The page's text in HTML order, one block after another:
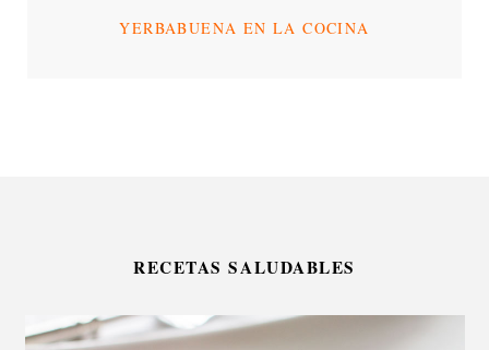
YERBABUENA EN LA COCINA
RECETAS SALUDABLES